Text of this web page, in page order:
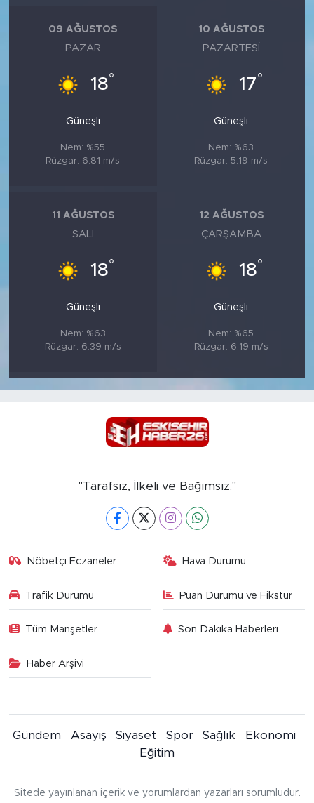
09 AĞUSTOS
PAZAR
18°
Güneşli
Nem: %55
Rüzgar: 6.81 m/s
10 AĞUSTOS
PAZARTESI
17°
Güneşli
Nem: %63
Rüzgar: 5.19 m/s
11 AĞUSTOS
SALI
18°
Güneşli
Nem: %63
Rüzgar: 6.39 m/s
12 AĞUSTOS
ÇARŞAMBA
18°
Güneşli
Nem: %65
Rüzgar: 6.19 m/s
"Tarafsız, İlkeli ve Bağımsız."
Nöbetçi Eczaneler Hava Durumu
Trafik Durumu Puan Durumu ve Fikstür
Tüm Manşetler Son Dakika Haberleri
Haber Arşivi
Gündem Asayiş Siyaset Spor Sağlık
Ekonomi
Eğitim
Sitede yayınlanan içerik ve yorumlardan yazarları sorumludur.